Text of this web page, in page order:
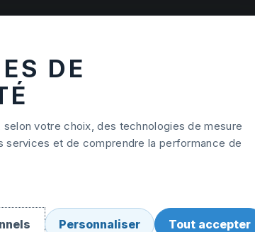
DE
votre choix, des technologies de mesure
services et de comprendre la performance de
Personnaliser Tout accepter
NOS AUTO-
de